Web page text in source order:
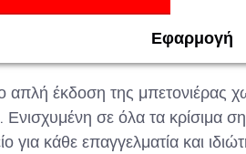
Εφαρμογή
απλή έκδοση της μπετονιέρας
Ενισχυμένη σε όλα τα κρίσιμα
για κάθε επαγγελματία και